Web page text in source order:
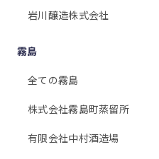
岩川醸造株式会社
霧島
全ての霧島
株式会社霧島町蒸留所
有限会社中村酒造場